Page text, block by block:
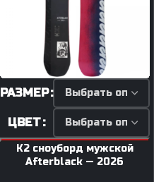
РАЗМЕР
ЦВЕТ
K2 сноуборд мужской
Afterblack — 2026